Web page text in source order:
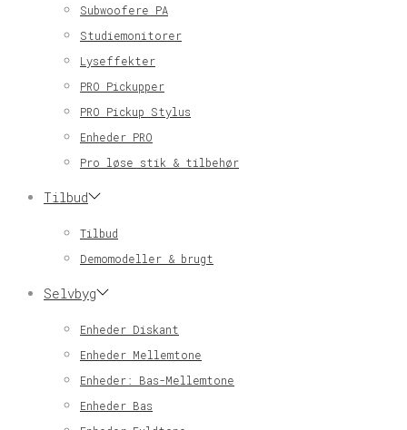
Subwoofere PA
Studiemonitorer
Lyseffekter
PRO Pickupper
PRO Pickup Stylus
Enheder PRO
Pro løse stik & tilbehør
Tilbud
Tilbud
Demomodeller & brugt
Selvbyg
Enheder Diskant
Enheder Mellemtone
Enheder: Bas-Mellemtone
Enheder Bas